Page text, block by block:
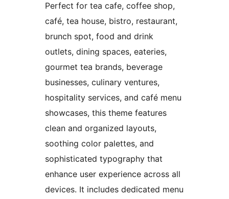
Perfect for tea cafe, coffee shop,
café, tea house, bistro, restaurant,
brunch spot, food and drink
outlets, dining spaces, eateries,
gourmet tea brands, beverage
businesses, culinary ventures,
hospitality services, and café menu
showcases, this theme features
clean and organized layouts,
soothing color palettes, and
sophisticated typography that
enhance user experience across all
devices. It includes dedicated menu